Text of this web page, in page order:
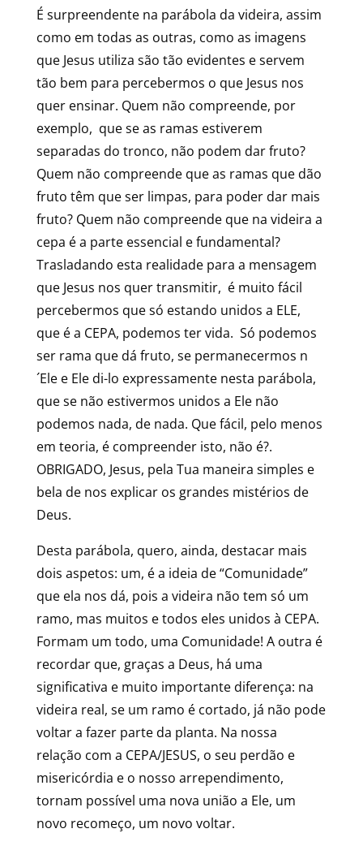
É surpreendente na parábola da videira, assim
como em todas as outras, como as imagens
que Jesus utiliza são tão evidentes e servem
tão bem para percebermos o que Jesus nos
quer ensinar. Quem não compreende, por
exemplo, que se as ramas estiverem
separadas do tronco, não podem dar fruto?
Quem não compreende que as ramas que dão
fruto têm que ser limpas, para poder dar mais
fruto? Quem não compreende que na videira a
cepa é a parte essencial e fundamental?
Trasladando esta realidade para a mensagem
que Jesus nos quer transmitir, é muito fácil
percebermos que só estando unidos a ELE,
que é a CEPA, podemos ter vida. Só podemos
ser rama que dá fruto, se permanecermos n
´Ele e Ele di-lo expressamente nesta parábola,
que se não estivermos unidos a Ele não
podemos nada, de nada. Que fácil, pelo menos
em teoria, é compreender isto, não é?.
OBRIGADO, Jesus, pela Tua maneira simples e
bela de nos explicar os grandes mistérios de
Deus.
Desta parábola, quero, ainda, destacar mais
dois aspetos: um, é a ideia de “Comunidade”
que ela nos dá, pois a videira não tem só um
ramo, mas muitos e todos eles unidos à CEPA.
Formam um todo, uma Comunidade! A outra é
recordar que, graças a Deus, há uma
significativa e muito importante diferença: na
videira real, se um ramo é cortado, já não pode
voltar a fazer parte da planta. Na nossa
relação com a CEPA/JESUS, o seu perdão e
misericórdia e o nosso arrependimento,
tornam possível uma nova união a Ele, um
novo recomeço, um novo voltar.